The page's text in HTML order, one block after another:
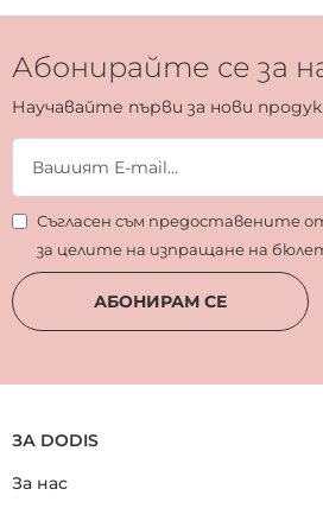
Абонирайте се за
Научавайте първи за нови
Съгласен съм предоставените
за целите на изпращане на
АБОНИРАМ СЕ
ЗА DODIS
За нас